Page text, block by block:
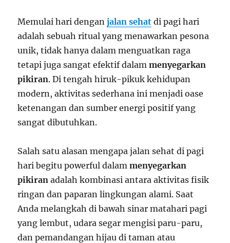
Memulai hari denganjalan sehat di pagi hari
adalah sebuah ritual yang menawarkan pesona
unik, tidak hanya dalam menguatkan raga
tetapi juga sangat efektif dalammenyegarkan
pikiran. Di tengah hiruk-pikuk kehidupan
modern, aktivitas sederhana ini menjadi oase
ketenangan dan sumber energi positif yang
sangat dibutuhkan.
Salah satu alasan mengapa jalan sehat di pagi
hari begitu powerful dalammenyegarkan
pikiran adalah kombinasi antara aktivitas fisik
ringan dan paparan lingkungan alami. Saat
Anda melangkah di bawah sinar matahari pagi
yang lembut, udara segar mengisi paru-paru,
dan pemandangan hijau di taman atau